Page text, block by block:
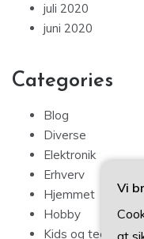
juli 2020
juni 2020
Categories
Blog
Diverse
Elektronik
Erhverv
Hjemmet
Hobby
Kids og teens
Vi
at